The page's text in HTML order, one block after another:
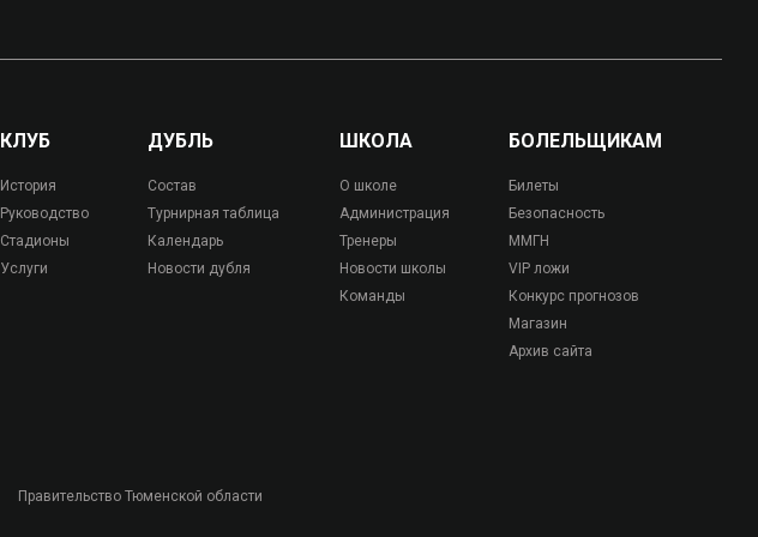
КЛУБ
История
Руководство
Стадионы
Услуги
ДУБЛЬ
Состав
Турнирная таблица
Календарь
Новости дубля
ШКОЛА
О школе
Администрация
Тренеры
Новости школы
Команды
БОЛЕЛЬЩИКАМ
Билеты
Безопасность
ММГН
VIP ложи
Конкурс прогнозов
Магазин
Архив сайта
Правительство Тюменской области